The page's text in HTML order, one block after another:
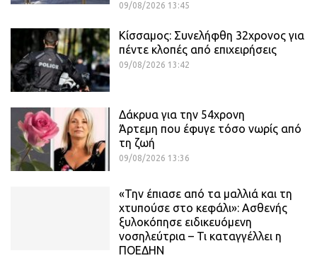
09/08/2026 13:45
Κίσσαμος: Συνελήφθη 32χρονος για
πέντε κλοπές από επιχειρήσεις
09/08/2026 13:42
Δάκρυα για την 54χρονη
Άρτεμη που έφυγε τόσο νωρίς από
τη ζωή
09/08/2026 13:36
«Την έπιασε από τα μαλλιά και τη
χτυπούσε στο κεφάλι»: Ασθενής
ξυλοκόπησε ειδικευόμενη
νοσηλεύτρια – Τι καταγγέλλει η
ΠΟΕΔΗΝ